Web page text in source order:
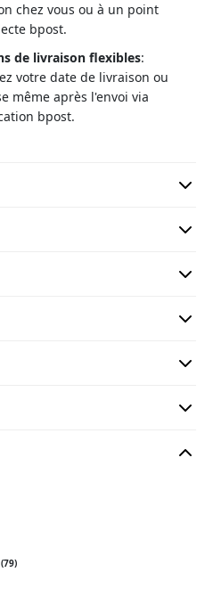
chez vous ou à un point
bpost.
de livraison flexibles:
votre date de livraison ou
même après l'envoi via
bpost.
(79)